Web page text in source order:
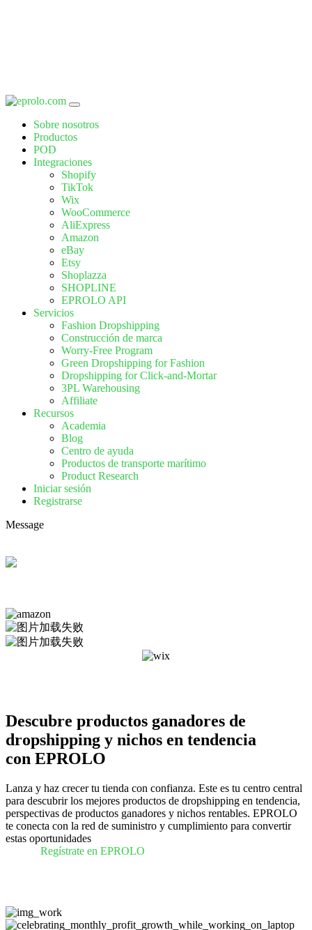
Sobre nosotros
Productos
POD
Integraciones
Shopify
TikTok
Wix
WooCommerce
AliExpress
Amazon
eBay
Etsy
Shoplazza
SHOPLINE
EPROLO API
Servicios
Fashion Dropshipping
Construcción de marca
Worry-Free Program
Green Dropshipping for Fashion
Dropshipping for Click-and-Mortar
3PL Warehousing
Affiliate
Recursos
Academia
Blog
Centro de ayuda
Productos de transporte marítimo
Product Research
Iniciar sesión
Registrarse
Message
Descubre productos ganadores de
dropshipping y nichos en tendencia
con EPROLO
Lanza y haz crecer tu tienda con confianza. Este es tu centro central
para descubrir los mejores productos de dropshipping en tendencia,
perspectivas de productos ganadores y nichos rentables. EPROLO
te conecta con la red de suministro y cumplimiento para convertir
estas oportunidades
Regístrate en EPROLO